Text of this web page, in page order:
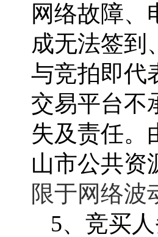
网络故障、
成无法签到
与竞拍即代
交易平台不
失及责任。
山市公共资
限于网络波
5、竞买